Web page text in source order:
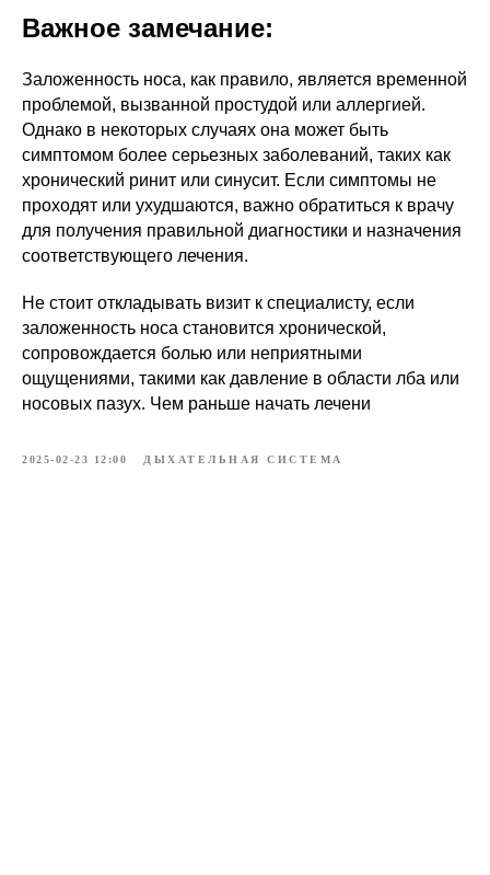
Важное замечание:
Заложенность носа, как правило, является временной
проблемой, вызванной простудой или аллергией.
Однако в некоторых случаях она может быть
симптомом более серьезных заболеваний, таких как
хронический ринит или синусит. Если симптомы не
проходят или ухудшаются, важно обратиться к врачу
для получения правильной диагностики и назначения
соответствующего лечения.
Не стоит откладывать визит к специалисту, если
заложенность носа становится хронической,
сопровождается болью или неприятными
ощущениями, такими как давление в области лба или
носовых пазух. Чем раньше начать лечени
2025-02-23 12:00 ДЫХАТЕЛЬНАЯ СИСТЕМА